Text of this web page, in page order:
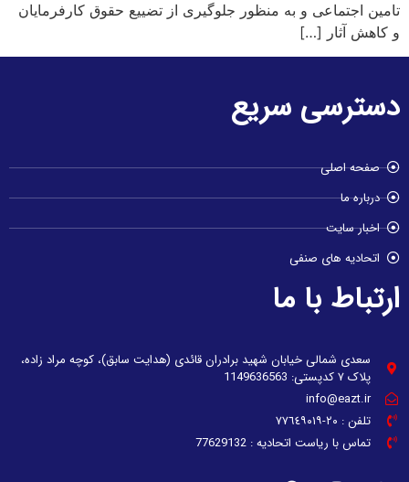
تامین اجتماعی و به منظور جلوگیری از تضییع حقوق کارفرمایان
و کاهش آثار […]
دسترسی سریع
صفحه اصلی
درباره ما
اخبار سایت
اتحادیه های صنفی
ارتباط با ما
سعدی شمالی خیابان شهید برادران قائدی (هدایت سابق)، کوچه مراد زاده،
پلاک ۷ کدپستی: 1149636563
info@eazt.ir
تلفن : ٢٠-٧٧٦٤٩٠١٩
تماس با ریاست اتحادیه : 77629132